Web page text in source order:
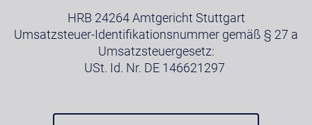
HRB 24264 Amtgericht Stuttgart
Umsatzsteuer-Identifikationsnummer gemäß § 27 a
Umsatzsteuergesetz:
USt. Id. Nr. DE 146621297